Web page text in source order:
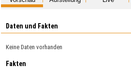
Daten und Fakten
Keine Daten vorhanden
Fakten